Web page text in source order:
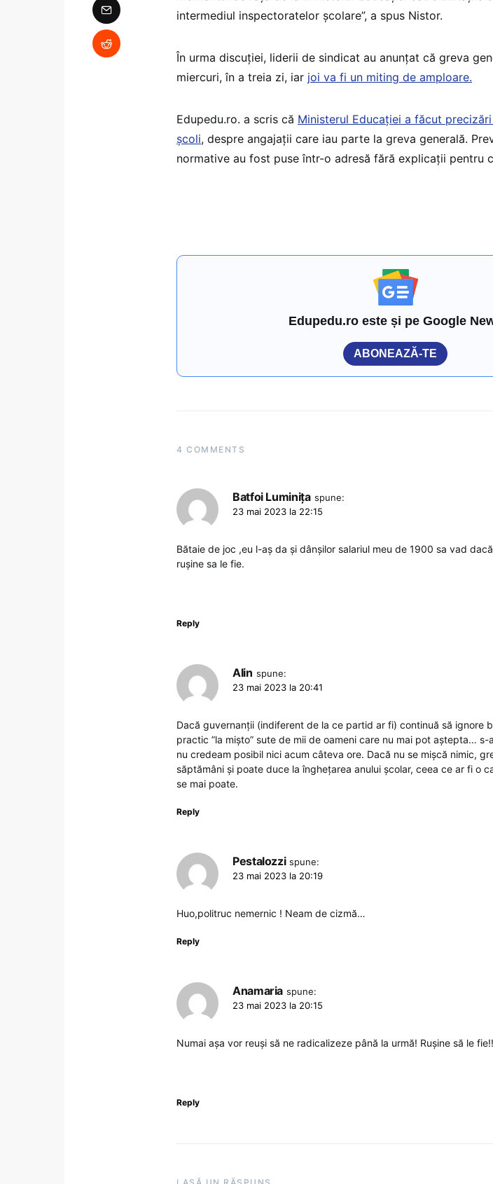
intermediul inspectoratelor școlare”, a spus Nistor.
În urma discuției, liderii de sindicat au anunțat că greva
miercuri, în a treia zi, iar joi va fi un miting de amploare.
Edupedu.ro. a scris că Ministerul Educației a făcut
școli, despre angajații care iau parte la greva generală.
normative au fost puse într-o adresă fără explicații pentru
Edupedu.ro este și pe Google
ABONEAZĂ-TE
4 COMMENTS
Batfoi Luminița spune:
23 mai 2023 la 22:15
Bătaie de joc ,eu l-aș da și dânșilor salariul meu de 1900 sa vad
rușine sa le fie.
Reply
Alin spune:
23 mai 2023 la 20:41
Dacă guvernanții (indiferent de la ce partid ar fi) continuă să ignore
practic ”la mișto” sute de mii de oameni care nu mai pot aștepta…
nu credeam posibil nici acum câteva ore. Dacă nu se mișcă nimic,
săptămâni și poate duce la înghețarea anului școlar, ceea ce ar fi o
se mai poate.
Reply
Pestalozzi spune:
23 mai 2023 la 20:19
Huo,politruc nemernic ! Neam de cizmă…
Reply
Anamaria spune:
23 mai 2023 la 20:15
Numai așa vor reuși să ne radicalizeze până la urmă! Rușine să le
Reply